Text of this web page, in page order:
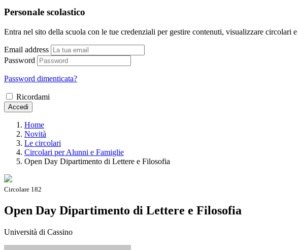
Personale scolastico
Entra nel sito della scuola con le tue credenziali per gestire contenuti, visualizzare circolari
Email address
Password
Password dimenticata?
Ricordami
Accedi
Home
Novità
Le circolari
Circolari per Alunni e Famiglie
Open Day Dipartimento di Lettere e Filosofia
Circolare 182
Open Day Dipartimento di Lettere e Filosofia
Università di Cassino